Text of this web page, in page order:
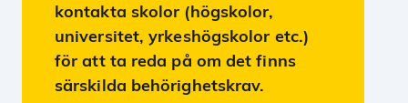
kontakta skolor (högskolor,
universitet, yrkeshögskolor etc.)
för att ta reda på om det finns
särskilda behörighetskrav.